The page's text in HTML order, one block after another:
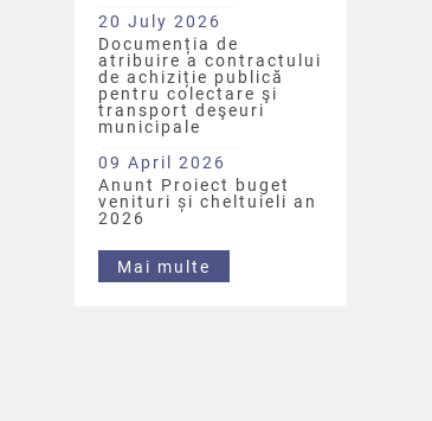
20 July 2026
Documenția de
atribuire a contractului
de achiziție publică
pentru colectare şi
transport deşeuri
municipale
09 April 2026
Anunt Proiect buget
venituri și cheltuieli an
2026
Mai multe